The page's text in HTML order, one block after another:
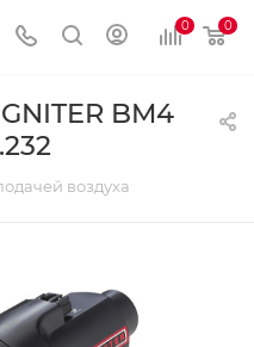
0 0
BM4
воздуха